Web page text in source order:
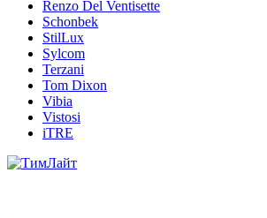
Renzo Del Ventisette
Schonbek
StilLux
Sylcom
Terzani
Tom Dixon
Vibia
Vistosi
iTRE